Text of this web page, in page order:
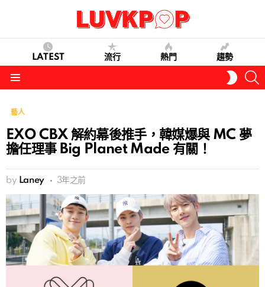
LATEST 流行 熱門 趨勢
SKIN
藝人
EXO CBX 解約幕後推手，韓媒爆與 MC 夢
擔任理事 Big Planet Made 有關！
by Laney 3年之前